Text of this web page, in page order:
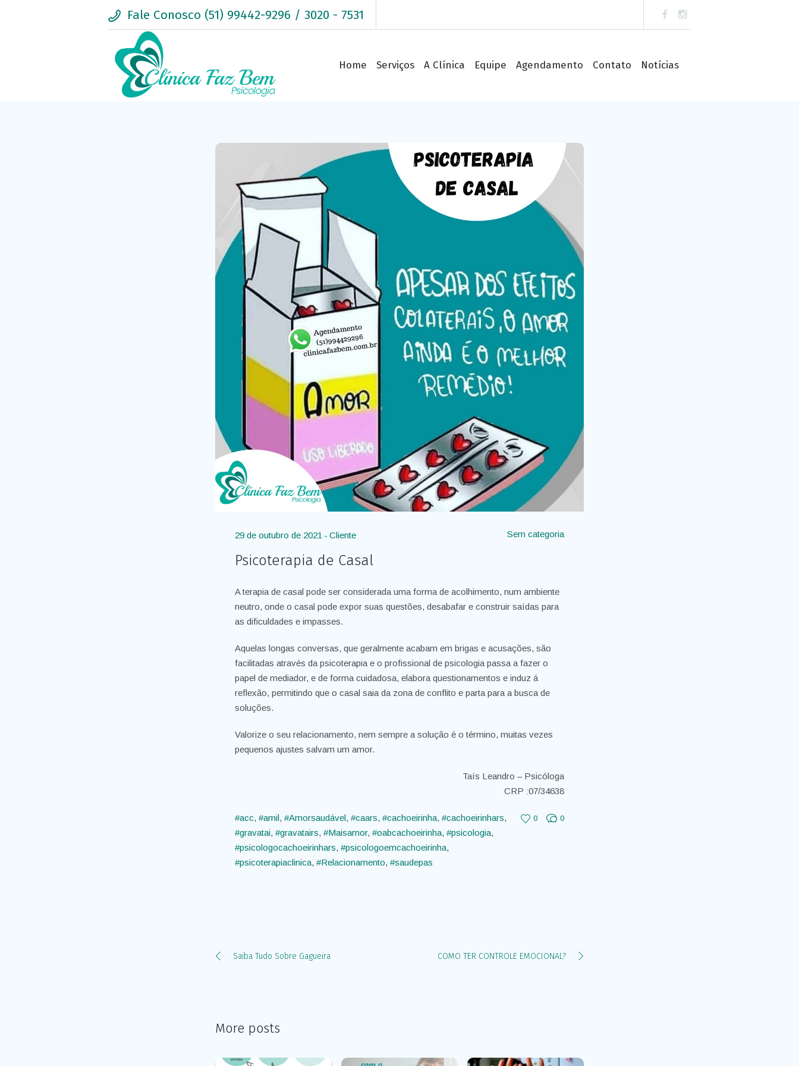
Fale Conosco (51) 99442-9296 / 3020 - 7531
Clínica Faz Bem - A sua clínica de Psicologia em Cachoeirinha - RS
Home Serviços A Clínica Equipe Agendamento Contato Notícias
Sem categoria
29 de outubro de 2021 Cliente
Psicoterapia de Casal
A terapia de casal pode ser considerada uma forma de acolhimento, num ambiente
neutro, onde o casal pode expor suas questões, desabafar e construir saídas para
as dificuldades e impasses.
Aquelas longas conversas, que geralmente acabam em brigas e acusações, são
facilitadas através da psicoterapia e o profissional de psicologia passa a fazer o
papel de mediador, e de forma cuidadosa, elabora questionamentos e induz á
reflexão, permitindo que o casal saia da zona de conflito e parta para a busca de
soluções.
Valorize o seu relacionamento, nem sempre a solução é o término, muitas vezes
pequenos ajustes salvam um amor.
Taís Leandro – Psicóloga
CRP :07/34638
#acc, #amil, #Amorsaudável, #caars, #cachoeirinha, #cachoeirinhars,
#gravatai, #gravatairs, #Maisamor, #oabcachoeirinha, #psicologia,
#psicologocachoeirinhars, #psicologoemcachoeirinha,
#psicoterapiaclinica, #Relacionamento, #saudepas
0 0
Saiba Tudo Sobre Gagueira COMO TER CONTROLE EMOCIONAL?
More posts